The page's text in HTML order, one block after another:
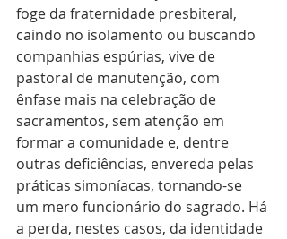
foge da fraternidade presbiteral,
caindo no isolamento ou buscando
companhias espúrias, vive de
pastoral de manutenção, com
ênfase mais na celebração de
sacramentos, sem atenção em
formar a comunidade e, dentre
outras deficiências, envereda pelas
práticas simoníacas, tornando-se
um mero funcionário do sagrado. Há
a perda, nestes casos, da identidade